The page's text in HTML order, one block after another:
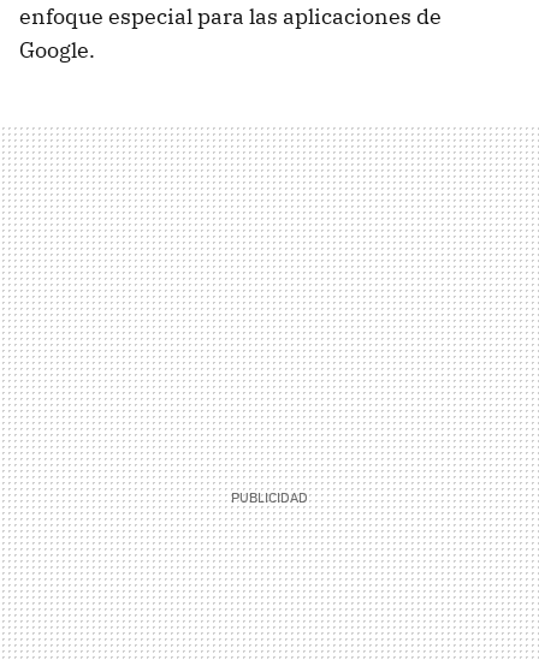
enfoque especial para las aplicaciones de
Google.